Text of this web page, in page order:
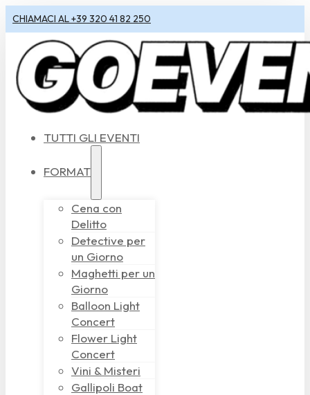
CHIAMACI AL +39 320 41 82 250
TUTTI GLI EVENTI
FORMAT
Cena con
Delitto
Detective per
un Giorno
Maghetti per un
Giorno
Balloon Light
Concert
Flower Light
Concert
Vini & Misteri
Gallipoli Boat